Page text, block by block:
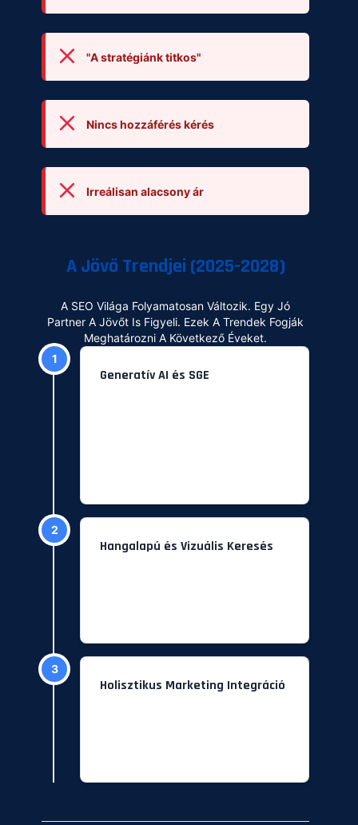
"A stratégiánk titkos"
Nincs hozzáférés kérés
Irreálisan alacsony ár
A Jövő Trendjei (2025-2028)
A SEO Világa Folyamatosan Változik. Egy Jó
Partner A Jövőt Is Figyeli. Ezek A Trendek Fogják
Meghatározni A Következő Éveket.
1
Generatív AI és SGE
2
Hangalapú és Vizuális Keresés
3
Holisztikus Marketing Integráció